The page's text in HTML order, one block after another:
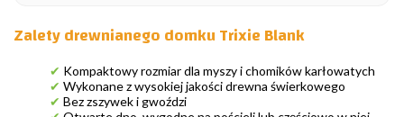
Zalety drewnianego domku Trixie Blank
✔ Kompaktowy rozmiar dla myszy i chomików karłowatych
✔ Wykonane z wysokiej jakości drewna świerkowego
✔ Bez zszywek i gwoździ